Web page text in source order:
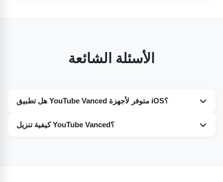
الأسئلة الشائعة
هل تطبيق YouTube Vanced متوفر لأجهزة iOS؟
سياسات صارمة ضد تطبيقات الطرف الثالث خارج متجر App
كيفية تنزيل YouTube Vanced؟